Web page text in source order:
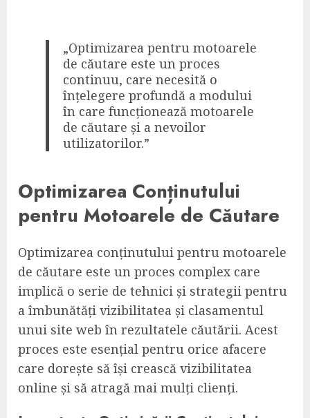
„Optimizarea pentru motoarele
de căutare este un proces
continuu, care necesită o
înțelegere profundă a modului
în care funcționează motoarele
de căutare și a nevoilor
utilizatorilor.”
Optimizarea Conținutului
pentru Motoarele de Căutare
Optimizarea conținutului pentru motoarele
de căutare este un proces complex care
implică o serie de tehnici și strategii pentru
a îmbunătăți vizibilitatea și clasamentul
unui site web în rezultatele căutării. Acest
proces este esențial pentru orice afacere
care dorește să își crească vizibilitatea
online și să atragă mai mulți clienți.